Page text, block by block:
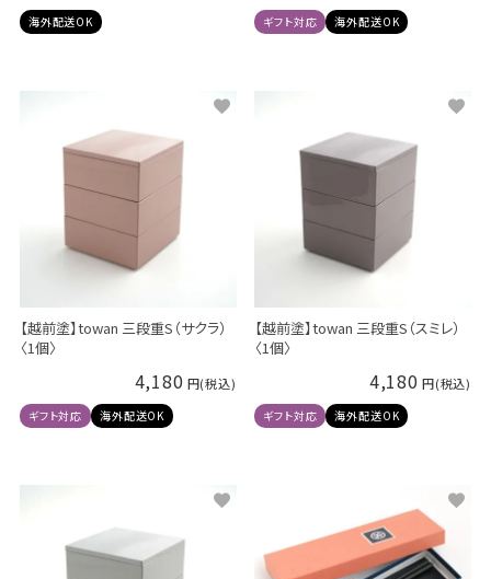
海外配送OK ギフト対応 海外配送OK
【越前塗】towan 三段重S（サクラ）
〈1個〉
4,180
ギフト対応 海外配送OK
【越前塗】towan 三段重S（スミレ）
〈1個〉
4,180
ギフト対応 海外配送OK